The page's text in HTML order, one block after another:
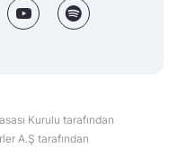
Kurulu tarafından
A.Ş tarafından